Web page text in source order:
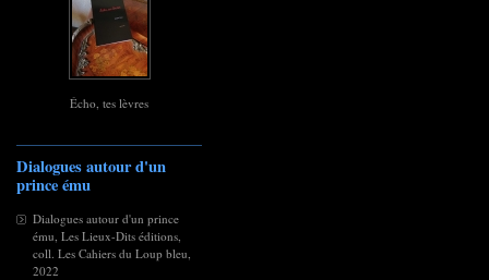
Écho, tes lèvres
Dialogues autour d'un
prince ému
Dialogues autour d'un prince
ému, Les Lieux-Dits éditions,
coll. Les Cahiers du Loup bleu,
2022